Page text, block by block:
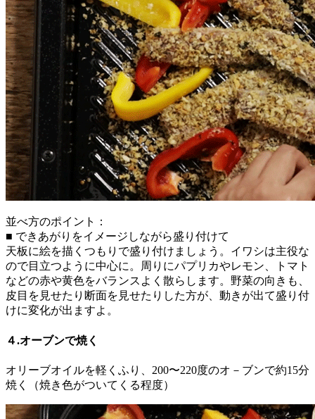
並べ方のポイント：
■ できあがりをイメージしながら盛り付けて
天板に絵を描くつもりで盛り付けましょう。イワシは主役な
ので目立つように中心に。周りにパプリカやレモン、トマト
などの赤や黄色をバランスよく散らします。野菜の向きも、
皮目を見せたり断面を見せたりした方が、動きが出て盛り付
けに変化が出ますよ。
４.オーブンで焼く
オリーブオイルを軽くふり、200〜220度のオ－ブンで約15分
焼く（焼き色がついてくる程度）